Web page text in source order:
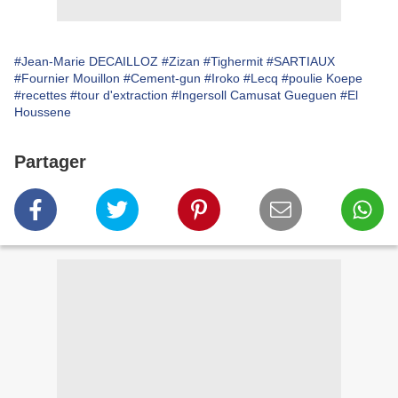
#Jean-Marie DECAILLOZ #Zizan #Tighermit #SARTIAUX
#Fournier Mouillon #Cement-gun #Iroko #Lecq #poulie Koepe
#recettes #tour d'extraction #Ingersoll Camusat Gueguen #El
Houssene
Partager